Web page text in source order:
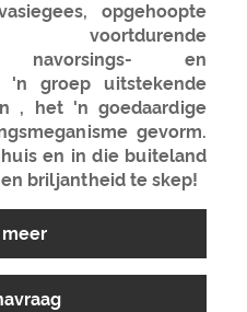
opgehoopte
voortdurende
navorsings- en
'n groep uitstekende
, het 'n goedaardige
gevorm.
en in die buiteland
briljantheid te skep!
meer